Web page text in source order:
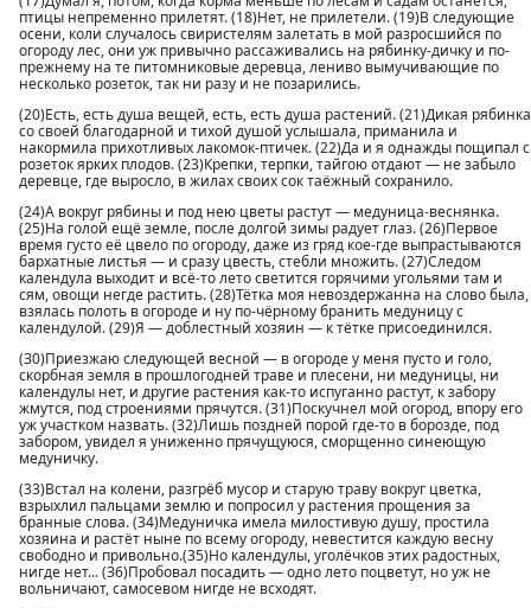
птицы непременно прилетят. (18)Нет, не прилетели. (19)В следующие
осени, коли случалось свиристелям залетать в мой разросшийся по
огороду лес, они уж привычно рассаживались на рябинку-дичку и по-
прежнему на те питомниковые деревца, лениво вымучивающие по
несколько розеток, так ни разу и не позарились.
(20)Есть, есть душа вещей, есть, есть душа растений. (21)Дикая рябинка
со своей благодарной и тихой душой услышала, приманила и
накормила прихотливых лакомок-птичек. (22)Да и я однажды пощипал с
розеток ярких плодов. (23)Крепки, терпки, тайгою отдают — не забыло
деревце, где выросло, в жилах своих сок таёжный сохранило.
(24)А вокруг рябины и под нею цветы растут — медуница-веснянка.
(25)На голой ещё земле, после долгой зимы радует глаз. (26)Первое
время густо её цвело по огороду, даже из гряд кое-где выпрастываются
бархатные листья — и сразу цвесть, стебли множить. (27)Следом
календула выходит и всё-то лето светится горячими угольями там и
сям, овощи негде растить. (28)Тётка моя невоздержанна на слово была,
взялась полоть в огороде и ну по-чёрному бранить медуницу с
календулой. (29)Я — доблестный хозяин — к тётке присоединился.
(З0)Приезжаю следующей весной — в огороде у меня пусто и голо,
скорбная земля в прошлогодней траве и плесени, ни медуницы, ни
календулы нет, и другие растения как-то испуганно растут, к забору
жмутся, под строениями прячутся. (31)Поскучнел мой огород, впору его
уж участком назвать. (32)Лишь поздней порой где-то в борозде, под
забором, увидел я униженно прячущуюся, сморщенно синеющую
медуничку.
(33)Встал на колени, разгрёб мусор и старую траву вокруг цветка,
взрыхлил пальцами землю и попросил у растения прощения за
бранные слова. (34)Медуничка имела милостивую душу, простила
хозяина и растёт ныне по всему огороду, невестится каждую весну
свободно и привольно.(35)Но календулы, уголёчков этих радостных,
нигде нет... (З6)Пробовал посадить — одно лето поцветут, но уж не
вольничают, самосевом нигде не всходят.